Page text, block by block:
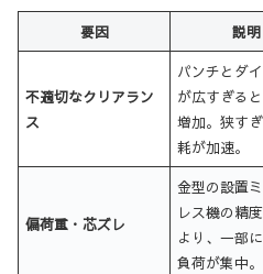
要因 説明
不適切なクリアラン
ス
パンチとダ
が広すぎる
増加。狭す
耗が加速。
偏荷重・芯ズレ
金型の設置
レス機の精
より、一部
負荷が集中。